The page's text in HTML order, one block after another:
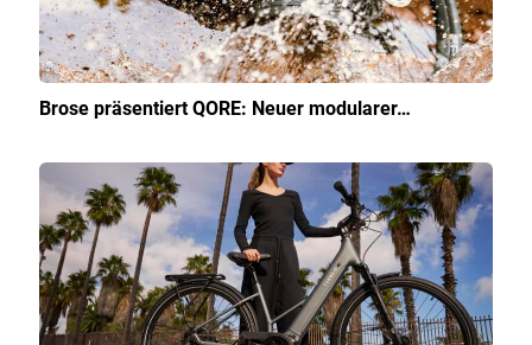
Brose präsentiert QORE: Neuer modularer…